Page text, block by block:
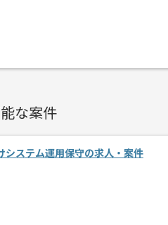
な案件
システム運用保守の求人・案件